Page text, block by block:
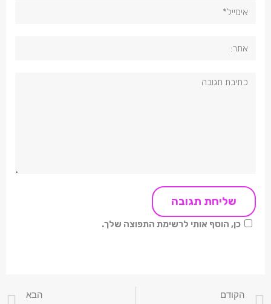
כן, הוסף אותי לרשימת התפוצה שלך.
הקודם
הבא